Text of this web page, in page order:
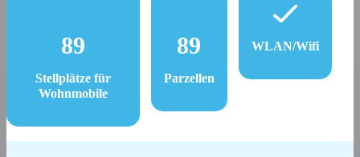
89
Stellplätze für
Wohnmobile
89
Parzellen
WLAN/Wifi